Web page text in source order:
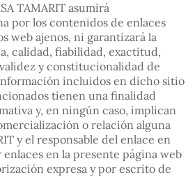
TAMARIT asumirá
por los contenidos de enlaces
web ajenos, ni garantizará la
calidad, fiabilidad, exactitud,
y constitucionalidad de
incluidos en dicho sitio
tienen una finalidad
y, en ningún caso, implican
o relación alguna
y el responsable del enlace en
en la presente página web
expresa y por escrito de